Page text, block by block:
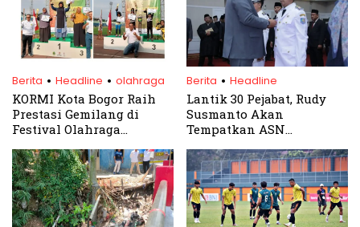
Berita . Headline . olahraga
KORMI Kota Bogor Raih
Prestasi Gemilang di
Festival Olahraga
2024
Berita . Headline
Lantik 30 Pejabat, Rudy
Susmanto Akan
Tempatkan ASN
Jabatan Strategis